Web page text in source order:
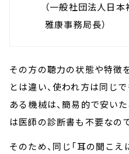
（一般社団法人日
雅康事務局長）
その方の聴力の状態や特徴
とは違い、使われ方は同じ
ある機械は、簡易的で安い
は医師の診断書も不要なの
そのため、同じ「耳の聞こ